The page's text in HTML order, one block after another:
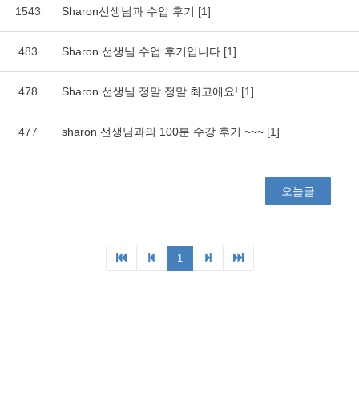
1543 Sharon선생님과 수업 후기 [1]
483 Sharon 선생님 수업 후기입니다 [1]
478 Sharon 선생님 정말 정말 최고에요! [1]
477 sharon 선생님과의 100분 수강 후기 ~~~ [1]
오늘글
1